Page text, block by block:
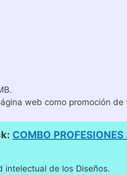
web como promoción
COMBO
intelectual de los Diseños.